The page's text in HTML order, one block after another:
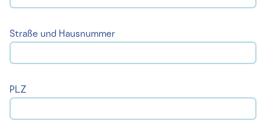
Straße und Hausnummer
PLZ